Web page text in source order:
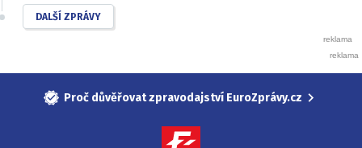
DALŠÍ ZPRÁVY
Proč důvěřovat zpravodajství EuroZprávy.cz